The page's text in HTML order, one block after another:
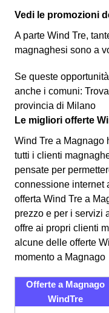
Vedi le promozioni
A parte Wind Tre,
magnaghesi sono a
Se queste
anche i comuni:
provincia di Milano
Le migliori offerte
Wind Tre a Magnago
tutti i clienti
pensate per
connessione internet
offerta Wind Tre a
prezzo e per i servizi
offre ai propri clienti
alcune delle offerte
momento a Magnago
Offerte a Magnago
WindTre